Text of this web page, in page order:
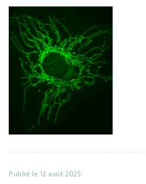
Publié le 12 août 2025